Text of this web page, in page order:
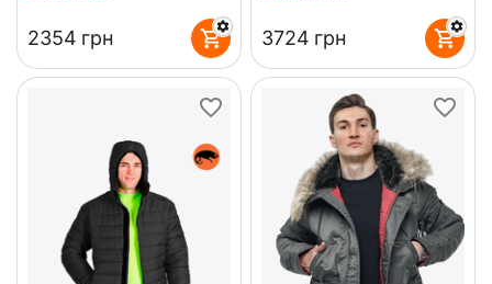
‍2354‍ грн ‍3724‍ грн